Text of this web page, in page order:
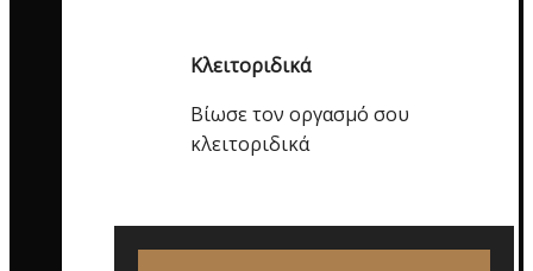
Κλειτοριδικά
Βίωσε τον οργασμό σου
κλειτοριδικά